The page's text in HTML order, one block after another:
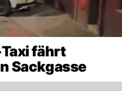
fährt
Sackgasse